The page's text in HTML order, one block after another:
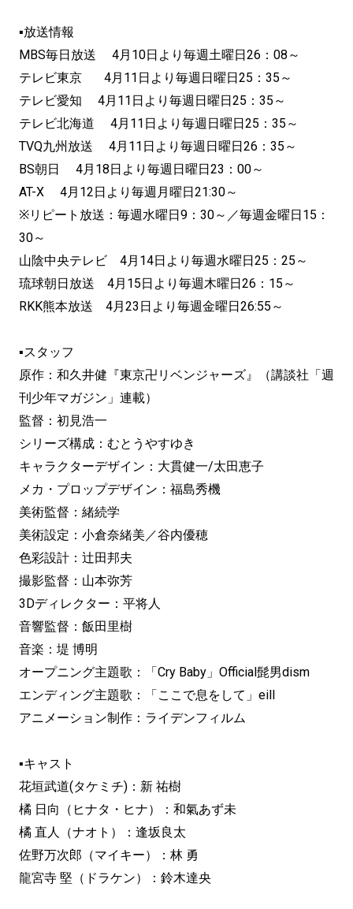
▪放送情報
MBS毎日放送 4月10日より毎週土曜日26：08～
テレビ東京 4月11日より毎週日曜日25：35～
テレビ愛知 4月11日より毎週日曜日25：35～
テレビ北海道 4月11日より毎週日曜日25：35～
TVQ九州放送 4月11日より毎週日曜日26：35～
BS朝日 4月18日より毎週日曜日23：00～
AT-X 4月12日より毎週月曜日21:30～
※リピート放送：毎週水曜日9：30～／毎週金曜日15：
30～
山陰中央テレビ 4月14日より毎週水曜日25：25～
琉球朝日放送 4月15日より毎週木曜日26：15～
RKK熊本放送 4月23日より毎週金曜日26:55～
▪スタッフ
原作：和久井健『東京卍リベンジャーズ』（講談社「週
刊少年マガジン」連載）
監督：初見浩一
シリーズ構成：むとうやすゆき
キャラクターデザイン：大貫健一/太田恵子
メカ・プロップデザイン：福島秀機
美術監督：緒続学
美術設定：小倉奈緒美／谷内優穂
色彩設計：辻田邦夫
撮影監督：山本弥芳
3Dディレクター：平将人
音響監督：飯田里樹
音楽：堤 博明
オープニング主題歌：「Cry Baby」Official髭男dism
エンディング主題歌：「ここで息をして」eill
アニメーション制作：ライデンフィルム
▪キャスト
花垣武道(タケミチ)：新 祐樹
橘 日向（ヒナタ・ヒナ）：和氣あず未
橘 直人（ナオト）：逢坂良太
佐野万次郎（マイキー）：林 勇
龍宮寺 堅（ドラケン）：鈴木達央